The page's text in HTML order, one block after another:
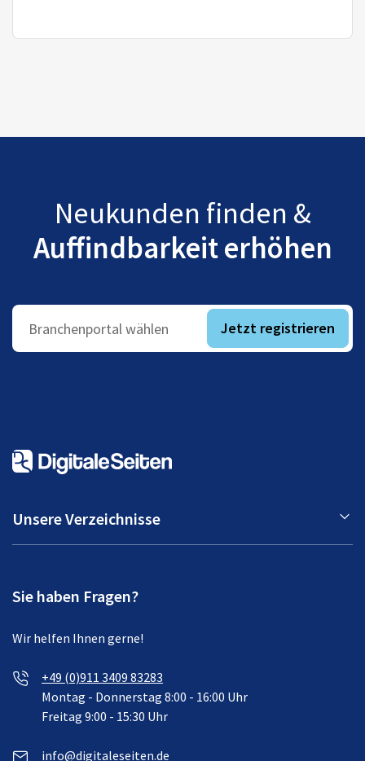
Neukunden finden &
Auffindbarkeit erhöhen
Branchenportal wählen Jetzt registrieren
Unsere Verzeichnisse
Sie haben Fragen?
Wir helfen Ihnen gerne!
+49 (0)911 3409 83283
Montag - Donnerstag 8:00 - 16:00 Uhr
Freitag 9:00 - 15:30 Uhr
info@digitaleseiten.de